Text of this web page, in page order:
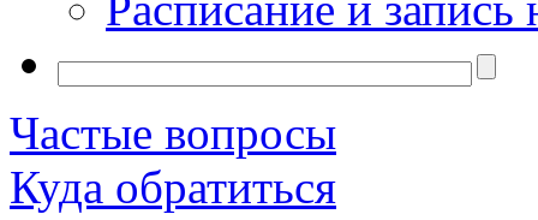
Частые вопросы
Куда обратиться